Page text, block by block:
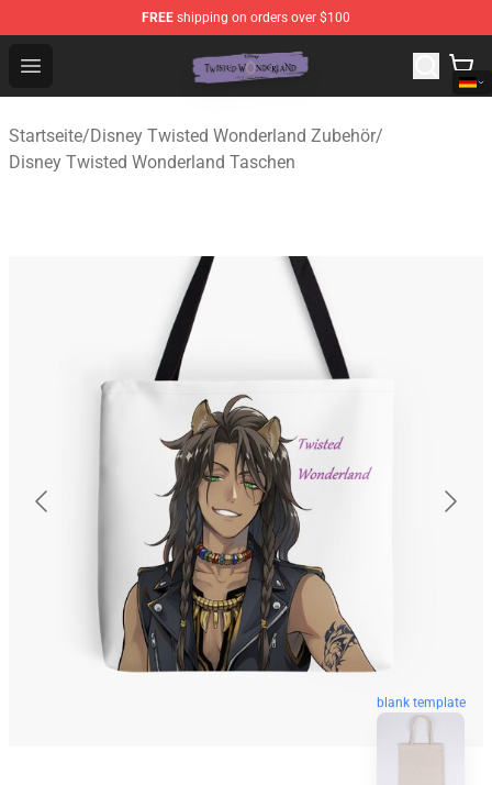
FREE shipping on orders over $100
Open menu
Twisted Wonderland Store - Official Twisted
Startseite/Disney Twisted Wonderland Zubehör/
Disney Twisted Wonderland Taschen
blank template